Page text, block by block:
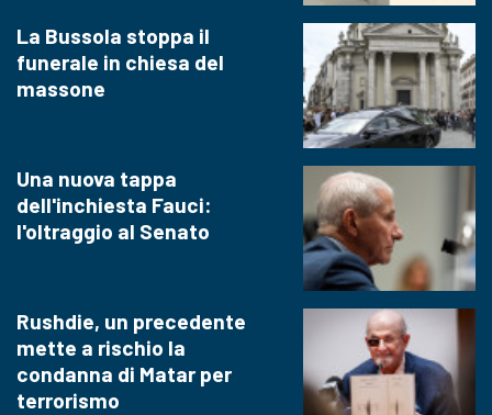
La Bussola stoppa il
funerale in chiesa del
massone
Una nuova tappa
dell'inchiesta Fauci:
l'oltraggio al Senato
Rushdie, un precedente
mette a rischio la
condanna di Matar per
terrorismo